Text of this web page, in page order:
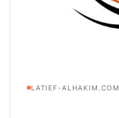
LATIEF-ALHAKIM.COM